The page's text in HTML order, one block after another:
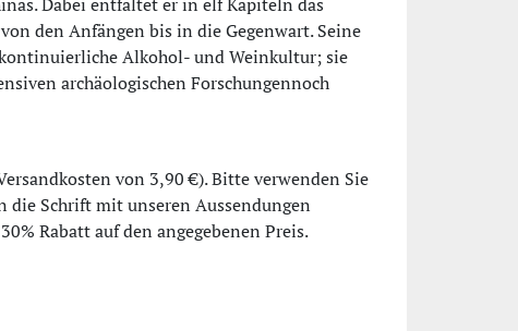
den Anfängen bis in die Gegenwart. Seine
Alkohol- und Weinkultur; sie
archäologischen Forschungennoch
von 3,90 €). Bitte verwenden Sie
die Schrift mit unseren Aussendungen
Rabatt auf den angegebenen Preis.